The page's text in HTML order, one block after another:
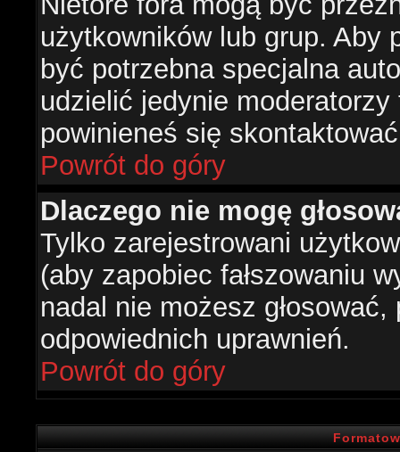
użytkowników lub grup. Aby
być potrzebna specjalna
udzielić jedynie
powinieneś się
Powrót do góry
Dlaczego nie mogę
Tylko zarejestrowani
(aby zapobiec fałszowaniu
nadal nie możesz
odpowiednich uprawnień.
Powrót do góry